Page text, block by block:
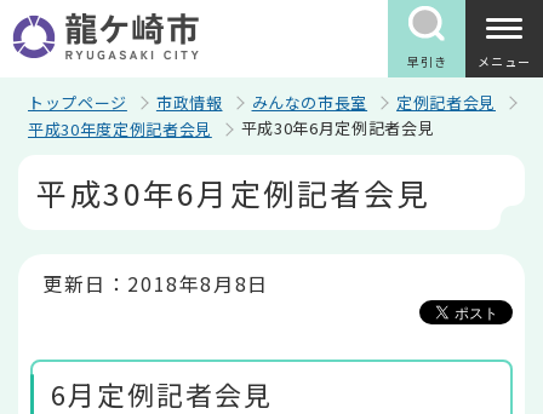
の
ペ
早引き メニュー
トップページ 市政情報 みんなの市長室
定例記者会見
平成30年度定例記者会見
平成30年6月定例記者会見
平成30年6月定例記者会見
更新日：2018年8月8日
6月定例記者会見